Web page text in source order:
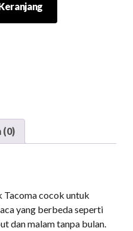
(0)
Tacoma cocok untuk
yang berbeda seperti
dan malam tanpa bulan.